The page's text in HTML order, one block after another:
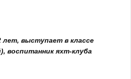
выступает в классе
воспитанник яхт-клуба